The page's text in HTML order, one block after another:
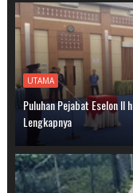
UTAMA
Puluhan Pejabat Eselon II
Lengkapnya